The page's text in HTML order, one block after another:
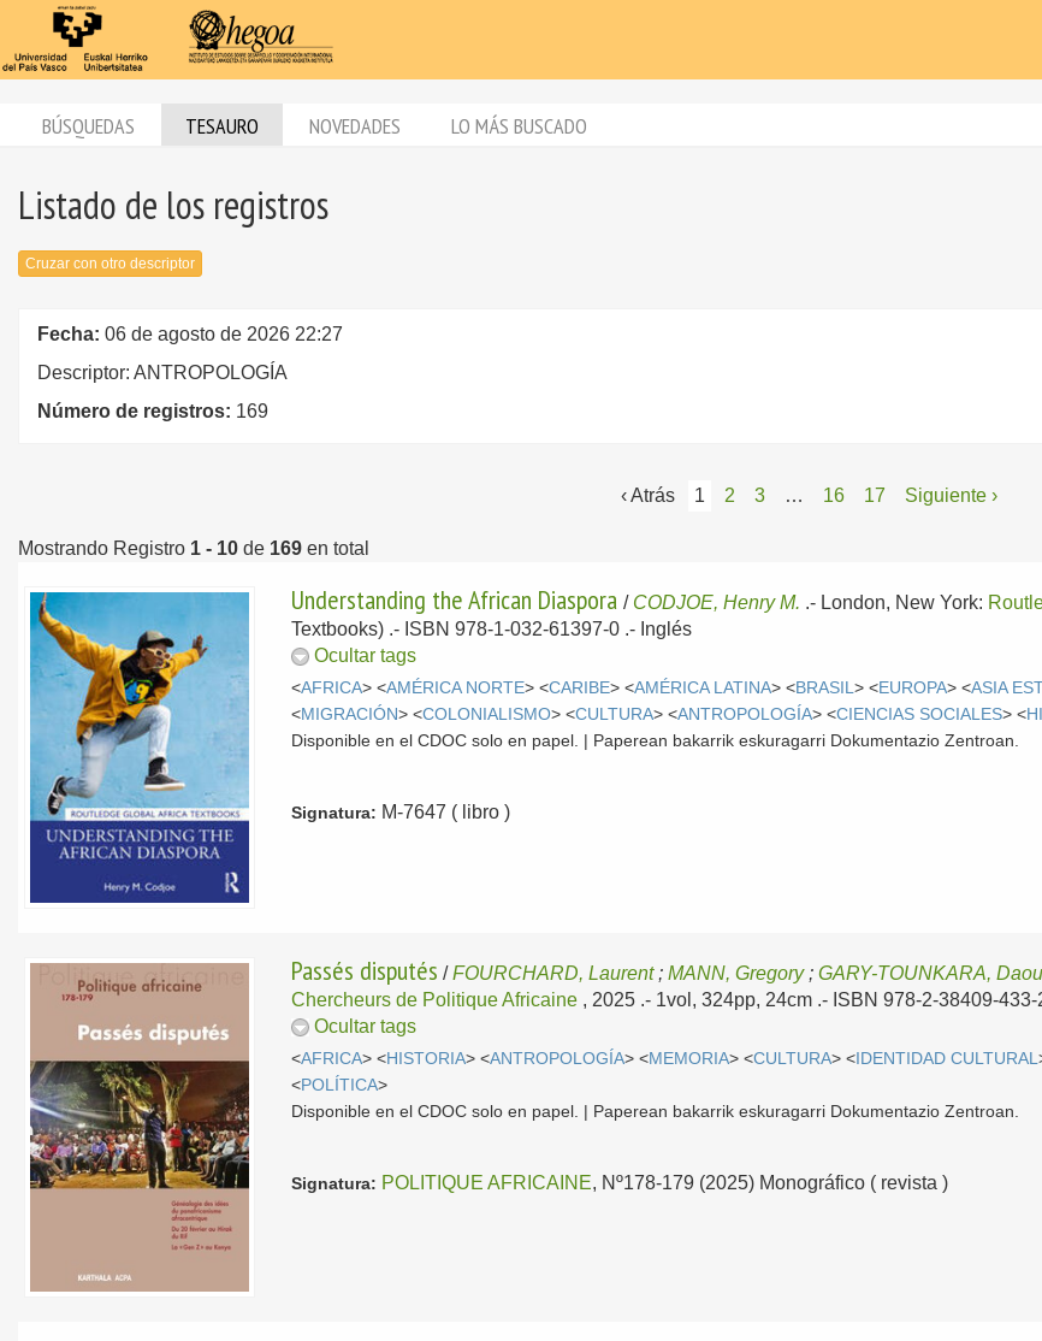
BÚSQUEDAS TESAURO NOVEDADES LO MÁS BUSCADO
Listado de los registros
Cruzar con otro descriptor
Fecha: 06 de agosto de 2026 22:27
Descriptor: ANTROPOLOGÍA
Número de registros: 169
‹ Atrás 1 2 3 … 16 17 Siguiente ›
Mostrando Registro 1 - 10 de 169 en total
Understanding the African Diaspora/ CODJOE, Henry M. .- London, New York:
Textbooks) .- ISBN 978-1-032-61397-0 .- Inglés
Ocultar tags
<AFRICA> <AMÉRICA NORTE> <CARIBE> <AMÉRICA LATINA> <BRASIL> <EUROPA> <ASIA
<MIGRACIÓN> <COLONIALISMO> <CULTURA> <ANTROPOLOGÍA> <CIENCIAS SOCIALES> <
Disponible en el CDOC solo en papel. | Paperean bakarrik eskuragarri Dokumentazio Zentroan.
Signatura: M-7647 ( libro )
Passés disputés /FOURCHARD, Laurent;MANN, Gregory;GARY-TOUNKARA,
Chercheurs de Politique Africaine , 2025 .- 1vol, 324pp, 24cm .- ISBN 978-2-38409-
Ocultar tags
<AFRICA> <HISTORIA> <ANTROPOLOGÍA> <MEMORIA> <CULTURA> <IDENTIDAD CULTURAL
<POLÍTICA>
Disponible en el CDOC solo en papel. | Paperean bakarrik eskuragarri Dokumentazio Zentroan.
Signatura: POLITIQUE AFRICAINE, Nº178-179 (2025) Monográfico ( revista )